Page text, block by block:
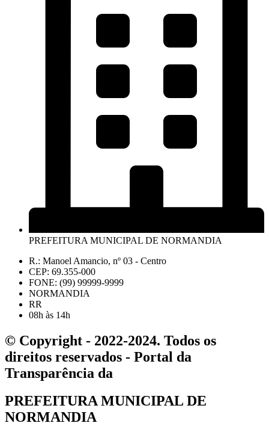
PREFEITURA MUNICIPAL DE NORMANDIA
R.: Manoel Amancio, nº 03 - Centro
CEP: 69.355-000
FONE: (99) 99999-9999
NORMANDIA
RR
08h às 14h
© Copyright - 2022-2024. Todos os
direitos reservados - Portal da
Transparência da
PREFEITURA MUNICIPAL DE
NORMANDIA